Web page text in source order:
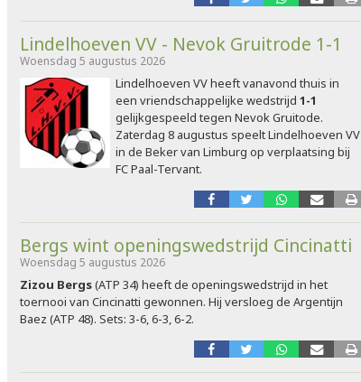
Lindelhoeven VV - Nevok Gruitrode 1-1
Woensdag 5 augustus 2026
Lindelhoeven VV heeft vanavond thuis in
een vriendschappelijke wedstrijd 1-1
gelijkgespeeld tegen Nevok Gruitode.
Zaterdag 8 augustus speelt Lindelhoeven VV
in de Beker van Limburg op verplaatsing bij
FC Paal-Tervant.
Bergs wint openingswedstrijd Cincinatti
Woensdag 5 augustus 2026
Zizou Bergs(ATP 34) heeft de openingswedstrijd in het
toernooi van Cincinatti gewonnen. Hij versloeg de Argentijn
Baez (ATP 48). Sets: 3-6, 6-3, 6-2.